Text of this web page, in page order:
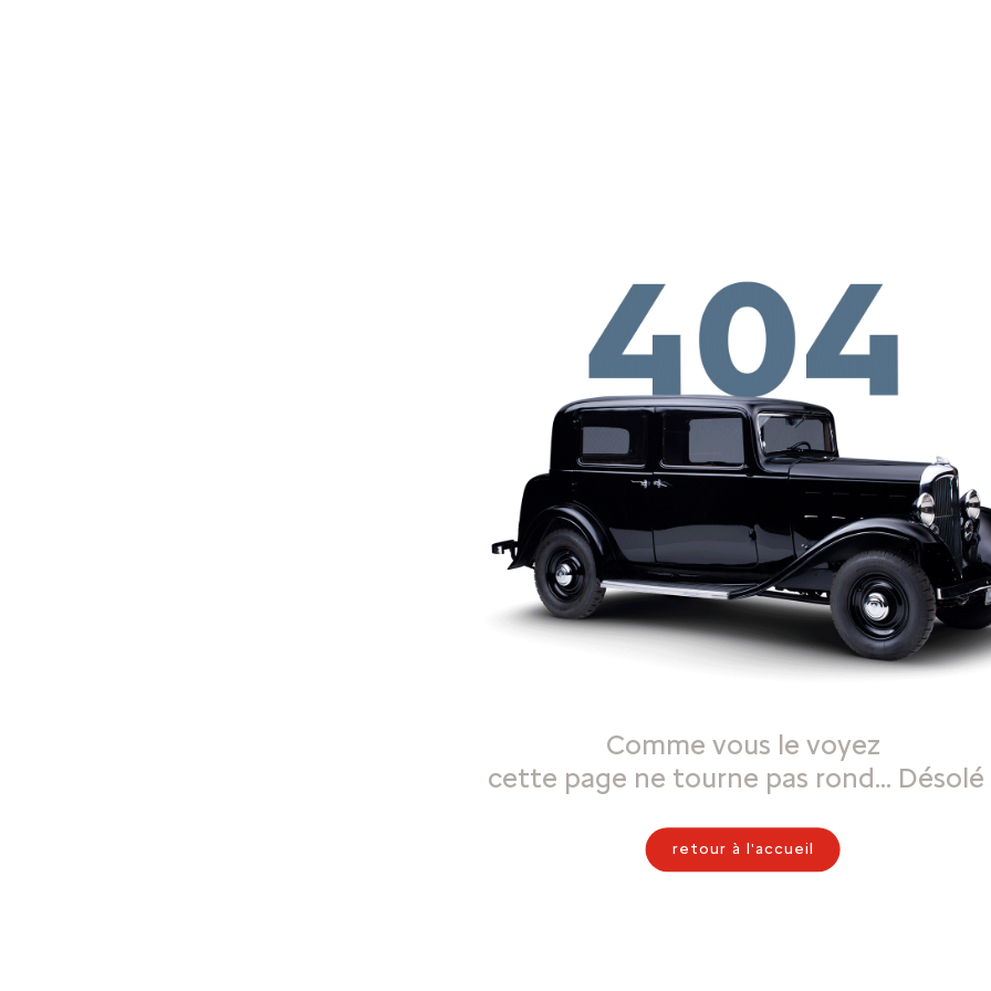
Comme vous le voyez
cette page ne tourne pas rond… Désolé
retour à l'accueil